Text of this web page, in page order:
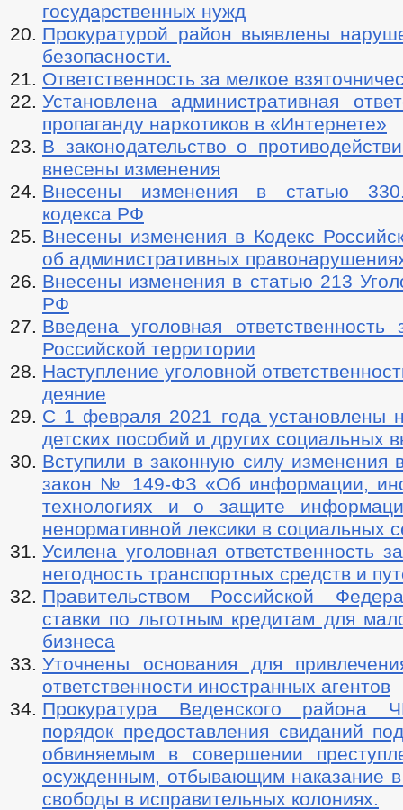
государственных нужд
Прокуратурой район выявлены
безопасности.
Ответственность за мелкое
Установлена административная
пропаганду наркотиков в «Интернете»
В законодательство о
внесены изменения
Внесены изменения в статью
кодекса РФ
Внесены изменения в Кодекс
об административных
Внесены изменения в статью 213
РФ
Введена уголовная ответственность
Российской территории
Наступление уголовной
деяние
С 1 февраля 2021 года установлены
детских пособий и других социальных
Вступили в законную силу изменения
закон № 149-ФЗ «Об информации,
технологиях и о защите
ненормативной лексики в социальных
Усилена уголовная ответственность
негодность транспортных средств и
Правительством Российской
ставки по льготным кредитам для
бизнеса
Уточнены основания для
ответственности иностранных агентов
Прокуратура Веденского района
порядок предоставления свиданий
обвиняемым в совершении
осужденным, отбывающим наказание
свободы в исправительных колониях.